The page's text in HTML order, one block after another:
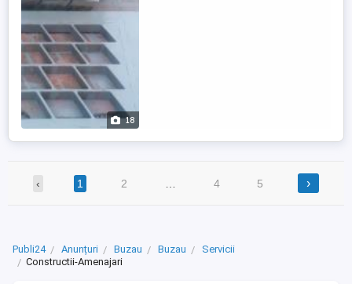
18
‹ 1 2 4 5 ›
Publi24 Anunțuri Buzau Buzau
Servicii
Constructii-Amenajari